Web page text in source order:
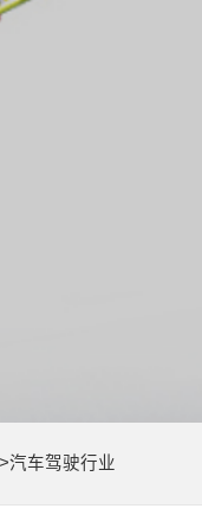
汽车驾驶行业